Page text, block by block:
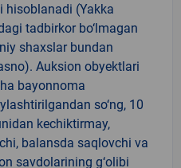
hisoblanadi (Yakka
tadbirkor bo‘lmagan
shaxslar bundan
Auksion obyektlari
bayonnoma
so‘ng, 10
kechiktirmay,
balansda saqlovchi va
savdolarining g‘olibi